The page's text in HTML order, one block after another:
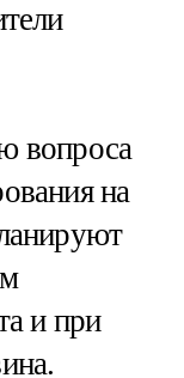
вопроса
на
и при